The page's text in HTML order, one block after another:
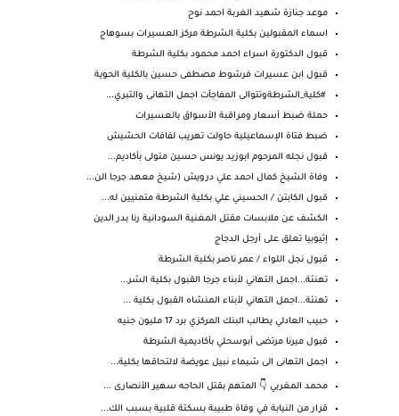
موعد جنازة شهيد الغربة احمد نوح
اسماء المقبولين بكلية الشرطة مركز العسيرات بسوهاج
قبول الدكتورة اسراء احمد محمود بكلية الشرطة
قبول ابن عسيرات فرشوط مصطفى حسين بالكلية الحوية
#كلية_الشرطةوتتوالى المفاجأت اجمل التهانى والتبري...
حملة ضبط أسعار ومراقبة الأسواق بالعسيرات
ضبط فتاة الإسماعيلية حاولت تهريب لفافات الحشيش
قبول نجله المرحوم ابوزيد يونس حسين متولى بأكاديم...
وفاة الشيخ كمال احمد علي درويش (شيخ معهد جرجا الن...
قبول الكابتن / الحسيني علي بكلية الشرطة متمنيين له...
الكشف عن ملابسات مقتل المغنية السودانية رنا بدر الدين
إثيوبيا تعلق على أرجل الدجاج
قبول نجل اللواء / عمر ناصر بكلية الشرطة
تهنئة...اجمل التهاني لأبناء جرجا القبول بكلية الشر...
تهنئة...اجمل التهاني لأبناء المنشاه القبول بكلية ...
حبيب العادلي يطالب البنك المركزي برد 17 مليون جنيه
قبول ميرنا مرتضى أبوسحلي بأكاديمية الشرطة
اجمل التهانى الى شيماء نبيل عويضة لالتحاقها بكلية...
محمد المغربي 👇 المتهم بقتل الحاجه سهير الأنصارى ...
قرار من النيابة في وفاة طبيبة بسكتة قلبية بسبب الك...